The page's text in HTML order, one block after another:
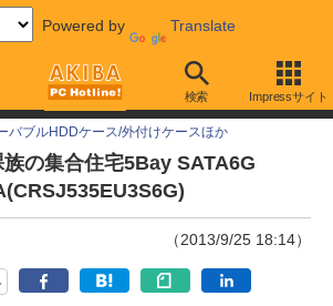
Powered by Translate
検索 Impressサイト
バブルHDDケース/外付けケースほか
の集合住宅5Bay SATA6G
（2013/9/25 18:14）